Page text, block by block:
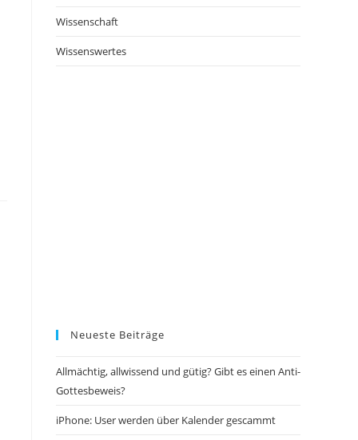
Wissenschaft
Wissenswertes
Neueste Beiträge
Allmächtig, allwissend und gütig? Gibt es einen Anti-
Gottesbeweis?
iPhone: User werden über Kalender gescammt